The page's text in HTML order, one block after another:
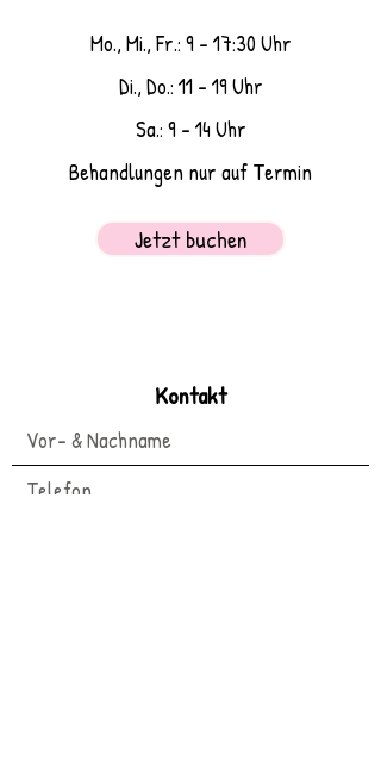
Mo., Mi., Fr.: 9 - 17:30 Uhr
Di., Do.: 11 - 19 Uhr
Sa.: 9 - 14 Uhr
Behandlungen nur auf Termin
Jetzt buchen
Kontakt